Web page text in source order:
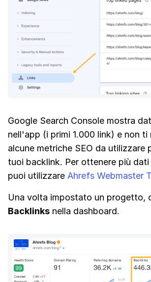
Google Search Console mostra
nell'app (i primi 1.000 link) e non ti
alcune metriche SEO da utilizzare
tuoi backlink. Per ottenere più
puoi utilizzare Ahrefs Webmaster
Una volta impostato un progetto,
Backlinks nella dashboard.